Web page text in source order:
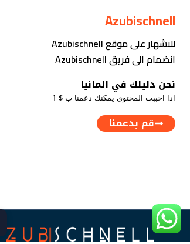
Azubischnell
للاشهار على موقع Azubischnell
انضمام الى فريق Azubischnell
نحن دليلك في المانيا
اذا احببت المحتوى يمكنك دعمنا ب $ 1
قم بدعمنا